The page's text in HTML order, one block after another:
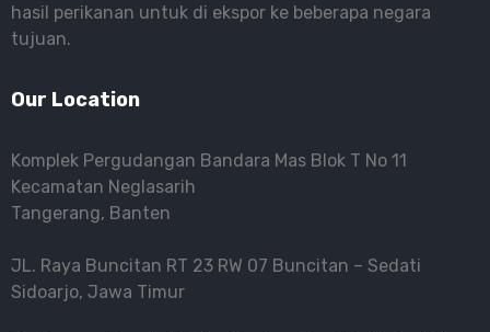
hasil perikanan untuk di ekspor ke beberapa negara
tujuan.
Our Location
Komplek Pergudangan Bandara Mas Blok T No 11
Kecamatan Neglasarih
Tangerang, Banten
JL. Raya Buncitan RT 23 RW 07 Buncitan – Sedati
Sidoarjo, Jawa Timur